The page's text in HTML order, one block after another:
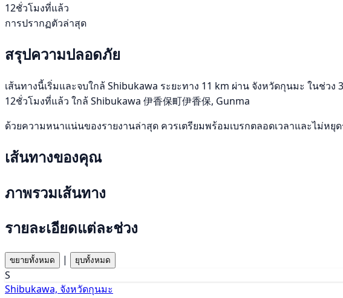
12ชั่วโมงที่แล้ว
การปรากฏตัวล่าสุด
สรุปความปลอดภัย
เส้นทางนี้เริ่มและจบใกล้ Shibukawa ระยะทาง 11 km ผ่าน จังหวัดกุนมะ ในช่ว
12ชั่วโมงที่แล้ว ใกล้ Shibukawa 伊香保町伊香保, Gunma
ด้วยความหนาแน่นของรายงานล่าสุด ควรเตรียมพร้อมเบรกตลอดเวลาและไม่หยุ
เส้นทางของคุณ
ภาพรวมเส้นทาง
รายละเอียดแต่ละช่วง
ขยายทั้งหมด | ยุบทั้งหมด
S
Shibukawa, จังหวัดกุนมะ